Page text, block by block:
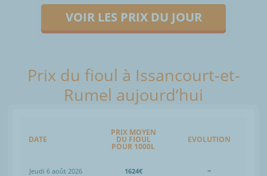
VOIR LES PRIX DU JOUR
Prix du fioul à Issancourt-et-
Rumel aujourd’hui
DATE
PRIX MOYEN
DU FIOUL
POUR 1000L
EVOLUTION
Jeudi 6 août 2026 1624€
=